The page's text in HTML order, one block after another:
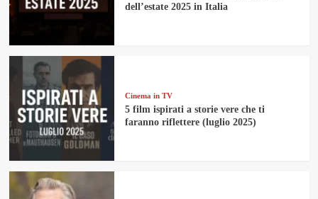
dell’estate 2025 in Italia
Cinema in TV
5 film ispirati a storie vere che ti
faranno riflettere (luglio 2025)